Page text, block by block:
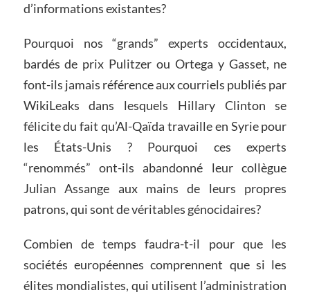
d’informations existantes?
Pourquoi nos “grands” experts occidentaux,
bardés de prix Pulitzer ou Ortega y Gasset, ne
font-ils jamais référence aux courriels publiés par
WikiLeaks dans lesquels Hillary Clinton se
félicite du fait qu’Al-Qaïda travaille en Syrie pour
les États-Unis ? Pourquoi ces experts
“renommés” ont-ils abandonné leur collègue
Julian Assange aux mains de leurs propres
patrons, qui sont de véritables génocidaires?
Combien de temps faudra-t-il pour que les
sociétés européennes comprennent que si les
élites mondialistes, qui utilisent l’administration